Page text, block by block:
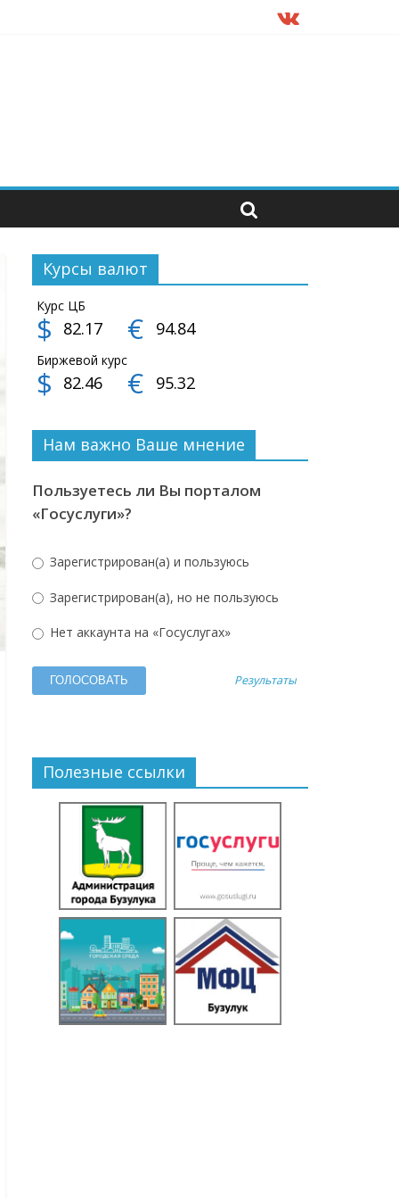
Курсы валют
Курс ЦБ
$ 82.17 € 94.84
Биржевой курс
$ 82.46 € 95.32
Нам важно Ваше мнение
Пользуетесь ли Вы порталом
«Госуслуги»?
Зарегистрирован(а) и пользуюсь
Зарегистрирован(а), но не пользуюсь
Нет аккаунта на «Госуслугах»
Результаты
Полезные ссылки